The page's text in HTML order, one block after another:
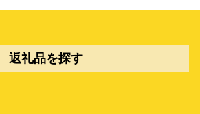
返礼品を探す